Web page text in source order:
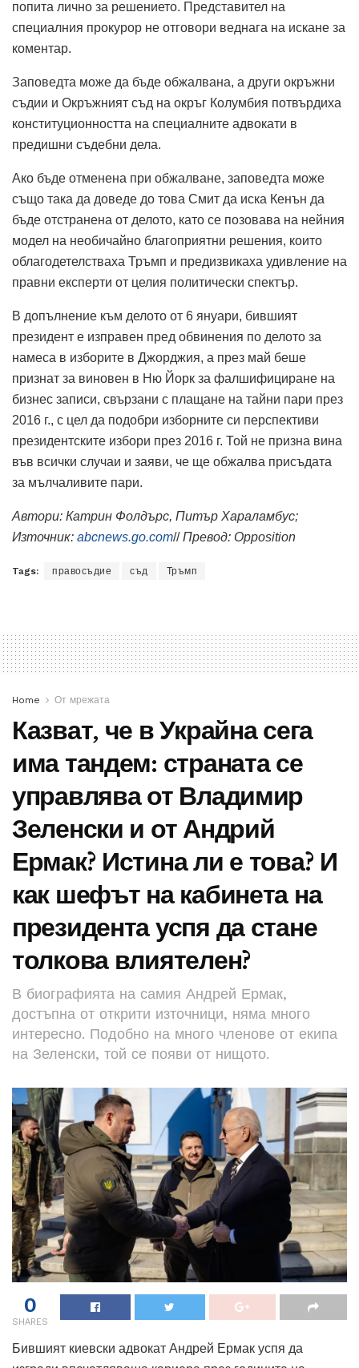
попита лично за решението. Представител на
специалния прокурор не отговори веднага на искане за
коментар.
Заповедта може да бъде обжалвана, а други окръжни
съдии и Окръжният съд на окръг Колумбия потвърдиха
конституционността на специалните адвокати в
предишни съдебни дела.
Ако бъде отменена при обжалване, заповедта може
също така да доведе до това Смит да иска Кенън да
бъде отстранена от делото, като се позовава на нейния
модел на необичайно благоприятни решения, които
облагодетелстваха Тръмп и предизвикаха удивление на
правни експерти от целия политически спектър.
В допълнение към делото от 6 януари, бившият
президент е изправен пред обвинения по делото за
намеса в изборите в Джорджия, а през май беше
признат за виновен в Ню Йорк за фалшифициране на
бизнес записи, свързани с плащане на тайни пари през
2016 г., с цел да подобри изборните си перспективи
президентските избори през 2016 г. Той не призна вина
във всички случаи и заяви, че ще обжалва присъдата
за мълчаливите пари.
Автори: Катрин Фолдърс, Питър Хараламбус;
Източник: abcnews.go.com// Превод: Opposition
Tags: правосъдие съд Тръмп
Home От мрежата
Казват, че в Украйна сега
има тандем: страната се
управлява от Владимир
Зеленски и от Андрий
Ермак? Истина ли е това? И
как шефът на кабинета на
президента успя да стане
толкова влиятелен?
В биографията на самия Андрей Ермак,
достъпна от открити източници, няма много
интересно. Подобно на много членове от екипа
на Зеленски, той се появи от нищото.
0
SHARES
Бившият киевски адвокат Андрей Ермак успя да